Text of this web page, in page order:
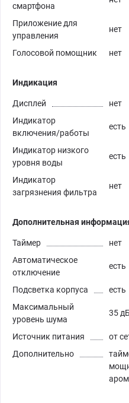
смартфона
Приложение для
управления
нет
Голосовой помощник нет
Индикация
Дисплей
нет
Индикатор
включения/работы
есть
Индикатор низкого
уровня воды
есть
Индикатор
загрязнения фильтра
нет
Дополнительная
Таймер
нет
Автоматическое
отключение
есть
Подсветка корпуса
есть
Максимальный
уровень шума
35
Источник питания
от
Дополнительно